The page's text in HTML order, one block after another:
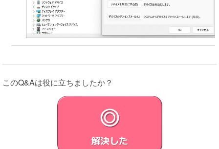
ものとします。
お客さまは、本契約に基づいて、本製品と一体としての
みお客さまの許諾ソフトウェアに関する権利のすべてを
譲渡することができます。ただしその場合、お客さまは
許諾ソフトウェアの複製物を保有することはできず、許
および本契約書を含みます）を譲渡し、かつ譲受人が本
契約の条項に同意することを条件とします。
第5条 （許諾ソフトウェアの権利）
許諾ソフトウェアに関する著作権等一切の権利は、VAIOまた
はVAIOが本契約に基づきお客さまに対して使用許諾を行うた
めの権利をVAIOが認めた原権利者（以下原権利者とします）
このQ&Aは役に立ちましたか？